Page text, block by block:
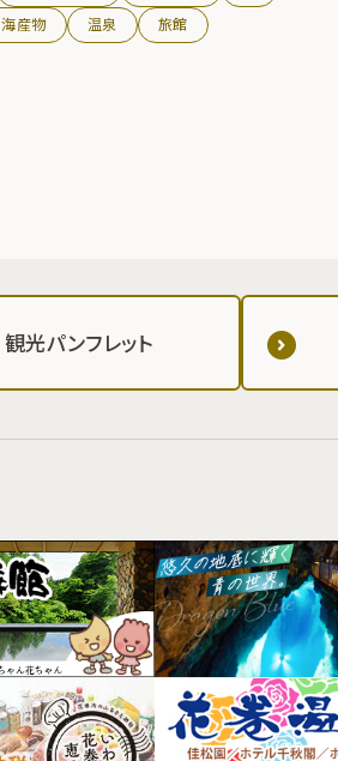
海産物 温泉 旅館
観光パンフレット